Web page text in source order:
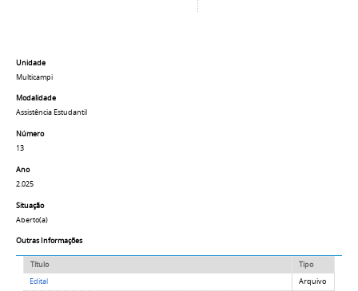
Unidade
Multicampi
Modalidade
Assistência Estudantil
Número
13
Ano
2.025
Situação
Aberto(a)
Outras Informações
Título
Tipo
Edital
Arquivo